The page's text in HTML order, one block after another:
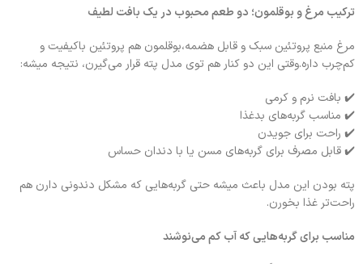
ترکیب مرغ و بوقلمون؛ دو طعم محبوب در یک بافت لطیف
مرغ منبع پروتئین سبک و قابل هضمه،بوقلمون هم پروتئین باکیفیت و
کم‌چرب داره.وقتی این دو کنار هم توی مدل پته قرار می‌گیرن، نتیجه میشه:
✔️ بافت نرم و کرمی
✔️ مناسب گربه‌های بدغذا
✔️ راحت برای جویدن
✔️ قابل مصرف برای گربه‌های مسن یا با دندان حساس
پته بودن این مدل باعث میشه حتی گربه‌هایی که مشکل دندونی دارن هم
راحت‌تر غذا بخورن.
مناسب برای گربه‌هایی که آب کم می‌نوشند